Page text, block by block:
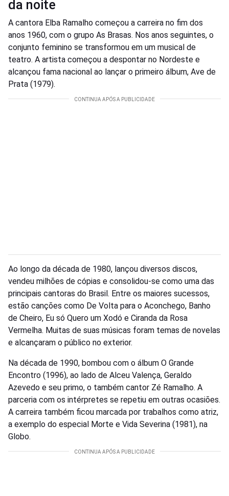
da noite
A cantora Elba Ramalho começou a carreira no fim dos
anos 1960, com o grupo As Brasas. Nos anos seguintes, o
conjunto feminino se transformou em um musical de
teatro. A artista começou a despontar no Nordeste e
alcançou fama nacional ao lançar o primeiro álbum, Ave de
Prata (1979).
Ao longo da década de 1980, lançou diversos discos,
vendeu milhões de cópias e consolidou-se como uma das
principais cantoras do Brasil. Entre os maiores sucessos,
estão canções como De Volta para o Aconchego, Banho
de Cheiro, Eu só Quero um Xodó e Ciranda da Rosa
Vermelha. Muitas de suas músicas foram temas de novelas
e alcançaram o público no exterior.
Na década de 1990, bombou com o álbum O Grande
Encontro (1996), ao lado de Alceu Valença, Geraldo
Azevedo e seu primo, o também cantor Zé Ramalho. A
parceria com os intérpretes se repetiu em outras ocasiões.
A carreira também ficou marcada por trabalhos como atriz,
a exemplo do especial Morte e Vida Severina (1981), na
Globo.